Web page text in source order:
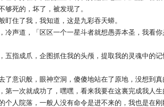
死的，坏了，被发现了。
住了我，我知道，这是九彩吞天蟒。
冷声道，「区区一个一星斗者就想愚弄本圣，我看
指成爪，企图抓住我的头颅，提取我的灵魂中的记
了意识般，眼神空洞，傻傻地站在了原地，没想到真
一次就成功了，嘿嘿，看来我要在这裏完成我人生
个人院落，一般人没有命令是进不来的，我也是在刚